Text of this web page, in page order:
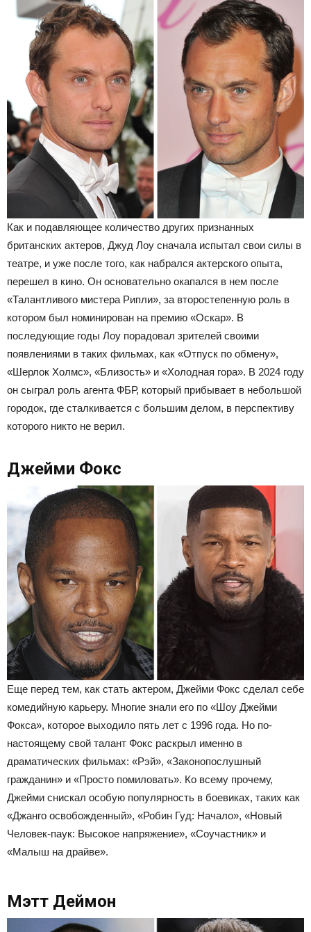
Как и подавляющее количество других признанных
британских актеров, Джуд Лоу сначала испытал свои силы в
театре, и уже после того, как набрался актерского опыта,
перешел в кино. Он основательно окапался в нем после
«Талантливого мистера Рипли», за второстепенную роль в
котором был номинирован на премию «Оскар». В
последующие годы Лоу порадовал зрителей своими
появлениями в таких фильмах, как «Отпуск по обмену»,
«Шерлок Холмс», «Близость» и «Холодная гора». В 2024 году
он сыграл роль агента ФБР, который прибывает в небольшой
городок, где сталкивается с большим делом, в перспективу
которого никто не верил.
Джейми Фокс
Еще перед тем, как стать актером, Джейми Фокс сделал себе
комедийную карьеру. Многие знали его по «Шоу Джейми
Фокса», которое выходило пять лет с 1996 года. Но по-
настоящему свой талант Фокс раскрыл именно в
драматических фильмах: «Рэй», «Законопослушный
гражданин» и «Просто помиловать». Ко всему прочему,
Джейми снискал особую популярность в боевиках, таких как
«Джанго освобожденный», «Робин Гуд: Начало», «Новый
Человек-паук: Высокое напряжение», «Соучастник» и
«Малыш на драйве».
Мэтт Деймон